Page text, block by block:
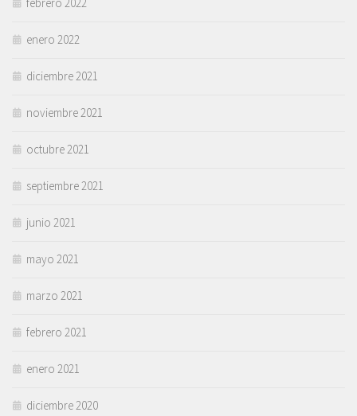
enero 2022
diciembre 2021
noviembre 2021
octubre 2021
septiembre 2021
junio 2021
mayo 2021
marzo 2021
febrero 2021
enero 2021
diciembre 2020